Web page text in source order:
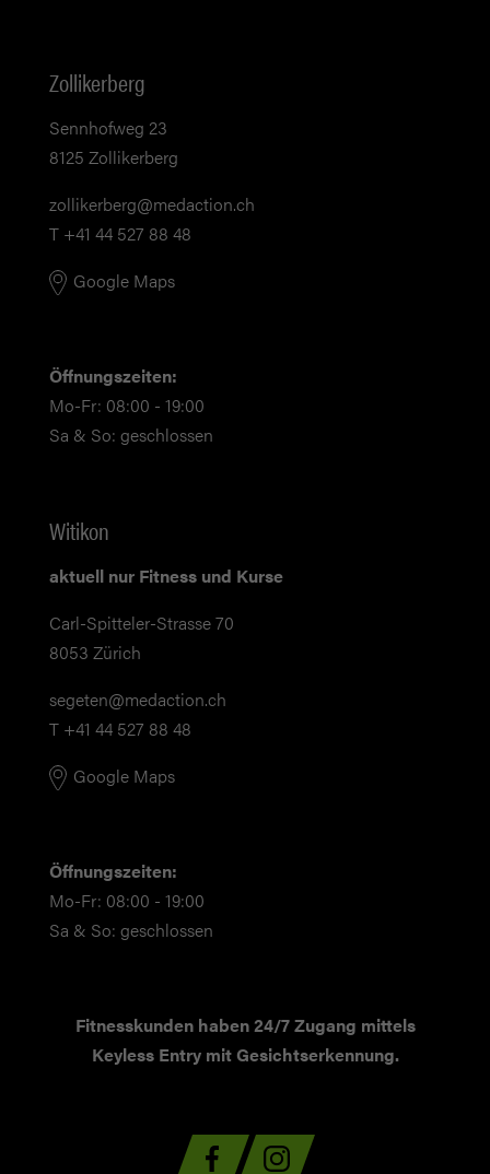
Zollikerberg
Sennhofweg 23
8125 Zollikerberg
zollikerberg@medaction.ch
T +41 44 527 88 48
Google Maps
Öffnungszeiten:
Mo-Fr: 08:00 - 19:00
Sa & So: geschlossen
Witikon
aktuell nur Fitness und Kurse
Carl-Spitteler-Strasse 70
8053 Zürich
segeten@medaction.ch
T +41 44 527 88 48
Google Maps
Öffnungszeiten:
Mo-Fr: 08:00 - 19:00
Sa & So: geschlossen
Fitnesskunden haben 24/7 Zugang mittels
Keyless Entry mit Gesichtserkennung.